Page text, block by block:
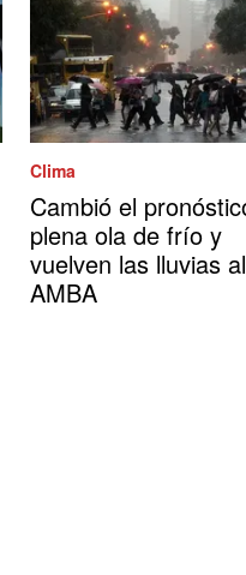
Clima
Cambió el
plena ola de frío y
vuelven las lluvias al
AMBA